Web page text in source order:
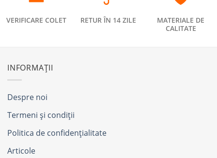
VERIFICARE COLET RETUR ÎN 14 ZILE
MATERIALE DE
CALITATE
INFORMAȚII
Despre noi
Termeni și condiții
Politica de confidențialitate
Articole